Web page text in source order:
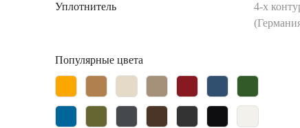
Уплотнитель
4-х
Популярные цвета